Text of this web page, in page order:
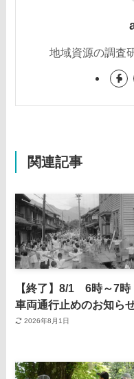
地域資源の調査
関連記事
【終了】8/1 6時～7
車両通行止めのお知ら
2026年8月1日